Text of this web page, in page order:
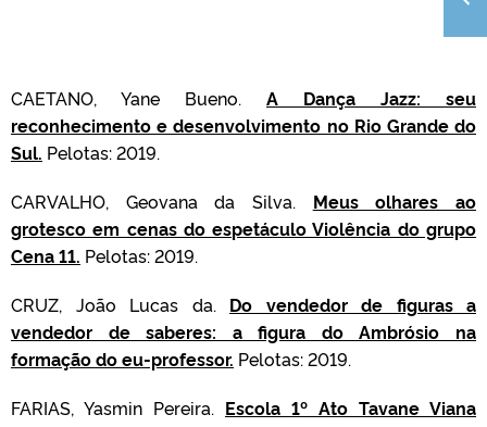
CAETANO, Yane Bueno. A Dança Jazz: seu
reconhecimento e desenvolvimento no Rio Grande do
Sul. Pelotas: 2019.
CARVALHO, Geovana da Silva. Meus olhares ao
grotesco em cenas do espetáculo Violência do grupo
Cena 11. Pelotas: 2019.
CRUZ, João Lucas da. Do vendedor de figuras a
vendedor de saberes: a figura do Ambrósio na
formação do eu-professor. Pelotas: 2019.
FARIAS, Yasmin Pereira. Escola 1º Ato Tavane Viana